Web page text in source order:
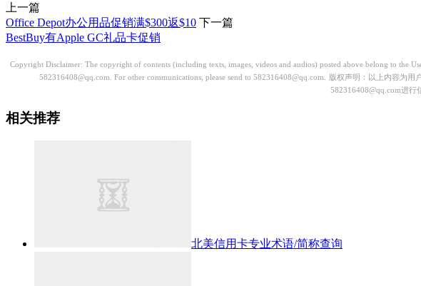
上一篇
Office Depot办公用品促销满$300返$10 下一篇
BestBuy有Apple GC礼品卡促销
Copyright Disclaimer: The copyright of contents (including texts, images, videos and audios) posted above belong to the
582316408@qq.com. For other communications, please send to 582316408@qq.com.
版权声明：以上内容为用
582316408@qq.com进行
相关推荐
北美信用卡专业术语/简称查询